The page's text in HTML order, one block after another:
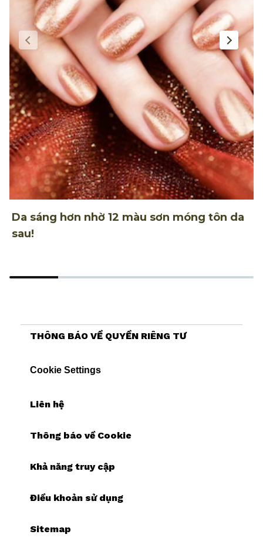
Da sáng hơn nhờ 12 màu sơn móng tôn da
sau!
THÔNG BÁO VỀ QUYỀN RIÊNG TƯ
Cookie Settings
Liên hệ
Thông báo về Cookie
Khả năng truy cập
Điều khoản sử dụng
Sitemap